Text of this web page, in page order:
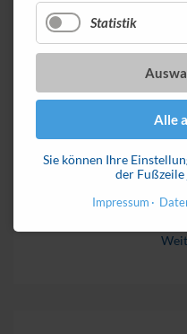
der diesjährigen
Statistik
Alle
Sie können Ihre
der Fußzeile
Impressum